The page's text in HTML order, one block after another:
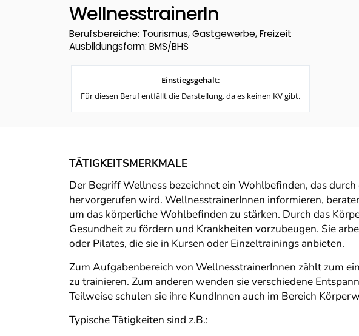
WellnesstrainerIn
Berufsbereiche: Tourismus, Gastgewerbe, Freizeit
Ausbildungsform: BMS/BHS
Einstiegsgehalt:
Für diesen Beruf entfällt die Darstellung, da es keinen KV gibt.
TÄTIGKEITSMERKMALE
Der Begriff Wellness bezeichnet ein Wohlbefinden, das
hervorgerufen wird. WellnesstrainerInnen informieren,
um das körperliche Wohlbefinden zu stärken. Durch das
Gesundheit zu fördern und Krankheiten vorzubeugen. Sie
oder Pilates, die sie in Kursen oder Einzeltrainings anbieten.
Zum Aufgabenbereich von WellnesstrainerInnen zählt zum
zu trainieren. Zum anderen wenden sie verschiedene
Teilweise schulen sie ihre KundInnen auch im Bereich
Typische Tätigkeiten sind z.B.: